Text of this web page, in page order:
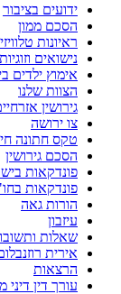
ידועים בציבור
הסכם ממון
ראיונות
נישואים
אימוץ ילדים
הצוות שלנו
גירושין
צו ירושה
טקס חתונה
הסכם גירושין
פונדקאות
פונדקאות
הורות גאה
עיזבון
שאלות
אירית
הרצאות
עורך דין